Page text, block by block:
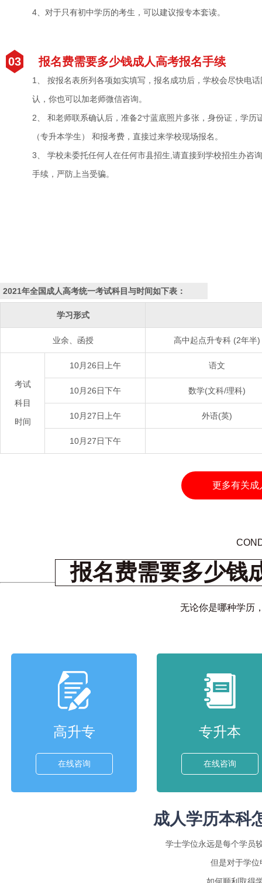
4、对于只有初中学历的考生，可以建议报专本套读。
03 报名费需要多少钱成人高考报名手续
1、 按报名表所列各项如实填写，报名成功后，学校会尽快电
认，你也可以加老师微信咨询。
2、 和老师联系确认后，准备2寸蓝底照片多张，身份证，学历
（专升本学生） 和报考费，直接过来学校现场报名。
3、 学校未委托任何人在任何市县招生,请直接到学校招生办咨
手续，严防上当受骗。
2021年全国成人高考统一考试科目与时间如下表：
学习形式
业余、函授 高中起点升专科 (2年半)
考试
科目
时间
10月26日上午 语文
10月26日下午 数学(文科/理科)
10月27日上午 外语(英)
10月27日下午
更多有关成
报名费需要多少钱
无论你是哪种学历
高升专
在线咨询
专升本
在线咨询
成人学历本科
学士学位永远是每个学员
但是对于学